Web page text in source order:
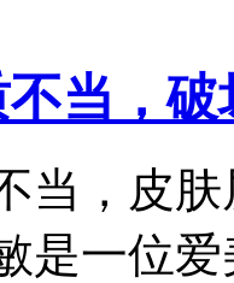
当，
当，皮
是一位